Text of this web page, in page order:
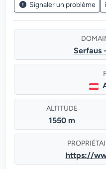
Signaler un problème
Serfaus
ALTITUDE
1550 m
https://